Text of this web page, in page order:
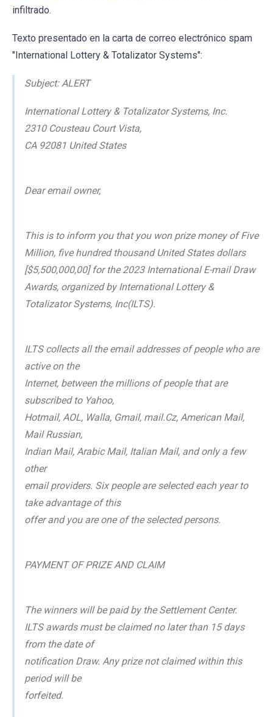
infiltrado.
Texto presentado en la carta de correo electrónico spam
"International Lottery & Totalizator Systems":
Subject: ALERT
International Lottery & Totalizator Systems, Inc.
2310 Cousteau Court Vista,
CA 92081 United States
Dear email owner,
This is to inform you that you won prize money of Five
Million, five hundred thousand United States dollars
[$5,500,000,00] for the 2023 International E-mail Draw
Awards, organized by International Lottery &
Totalizator Systems, Inc(ILTS).
ILTS collects all the email addresses of people who are
active on the
Internet, between the millions of people that are
subscribed to Yahoo,
Hotmail, AOL, Walla, Gmail, mail.Cz, American Mail,
Mail Russian,
Indian Mail, Arabic Mail, Italian Mail, and only a few
other
email providers. Six people are selected each year to
take advantage of this
offer and you are one of the selected persons.
PAYMENT OF PRIZE AND CLAIM
The winners will be paid by the Settlement Center.
ILTS awards must be claimed no later than 15 days
from the date of
notification Draw. Any prize not claimed within this
period will be
forfeited.